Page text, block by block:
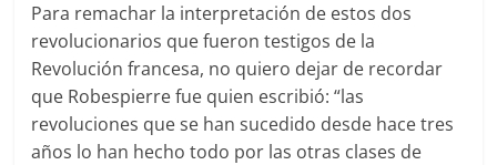
Para remachar la interpretación de estos dos
revolucionarios que fueron testigos de la
Revolución francesa, no quiero dejar de recordar
que Robespierre fue quien escribió: “las
revoluciones que se han sucedido desde hace tres
años lo han hecho todo por las otras clases de